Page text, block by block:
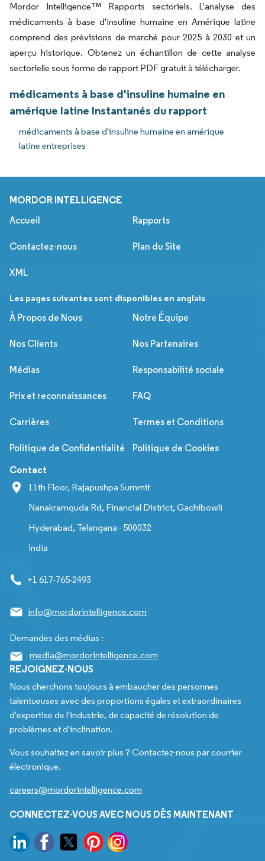
Mordor Intelligence™ Rapports sectoriels. L'analyse des
médicaments à base d'insuline humaine en Amérique latine
comprend des prévisions de marché pour 2025 à 2030 et un
aperçu historique. Obtenez un échantillon de cette analyse
sectorielle sous forme de rapport PDF gratuit à télécharger.
médicaments à base d'insuline humaine en
amérique latine Instantanés du rapport
médicaments à base d'insuline humaine en amérique
latine entreprises
MORDOR INTELLIGENCE
Accueil Rapports
Contactez-nous Plan du Site
XML
Les pages suivantes sont disponibles en anglais
À Propos de Nous
Notre Équipe
Nos Clients Nos Partenaires
Médias Responsabilité sociale
Prix et reconnaissances FAQ
Carrières Termes et Conditions
Politique de Confidentialité Politique de Cookies
Contact
11th Floor, Rajapushpa Summit
Nanakramguda Rd, Financial District, Gachibowli
Hyderabad, Telangana - 500032
India
+1 617-765-2493
info@mordorintelligence.com
Demandes des médias :
media@mordorintelligence.com
REJOIGNEZ-NOUS
Nous cherchons toujours à embaucher des personnes
talentueuses avec des proportions égales et extraordinaires
d'expertise de l'industrie, de capacité de résolution de
problèmes et d'inclination.
Vous souhaitez en savoir plus ? Contactez-nous par courrier
électronique.
careers@mordorintelligence.com
CONNECTEZ-VOUS AVEC NOUS DÈS MAINTENANT